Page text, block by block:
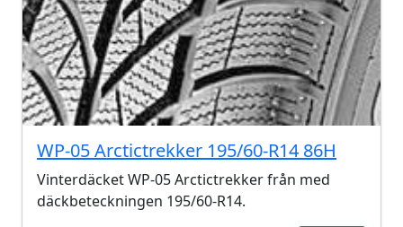
WP-05 Arctictrekker 195/60-R14 86H
Vinterdäcket WP-05 Arctictrekker från med
däckbeteckningen 195/60-R14.